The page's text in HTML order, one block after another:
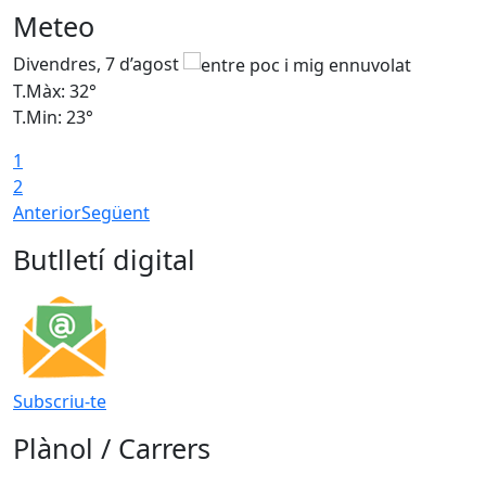
Meteo
Divendres, 7 d’agost
T.Màx: 32°
T.Min: 23°
1
2
AnteriorSegüent
Butlletí digital
Subscriu-te
Plànol / Carrers